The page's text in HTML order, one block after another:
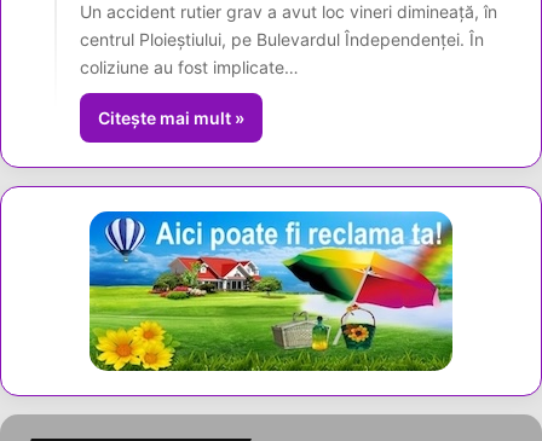
Un accident rutier grav a avut loc vineri dimineață, în
centrul Ploieștiului, pe Bulevardul Îndependenței. În
coliziune au fost implicate…
Citește mai mult »